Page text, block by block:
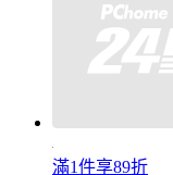
滿1件享89折